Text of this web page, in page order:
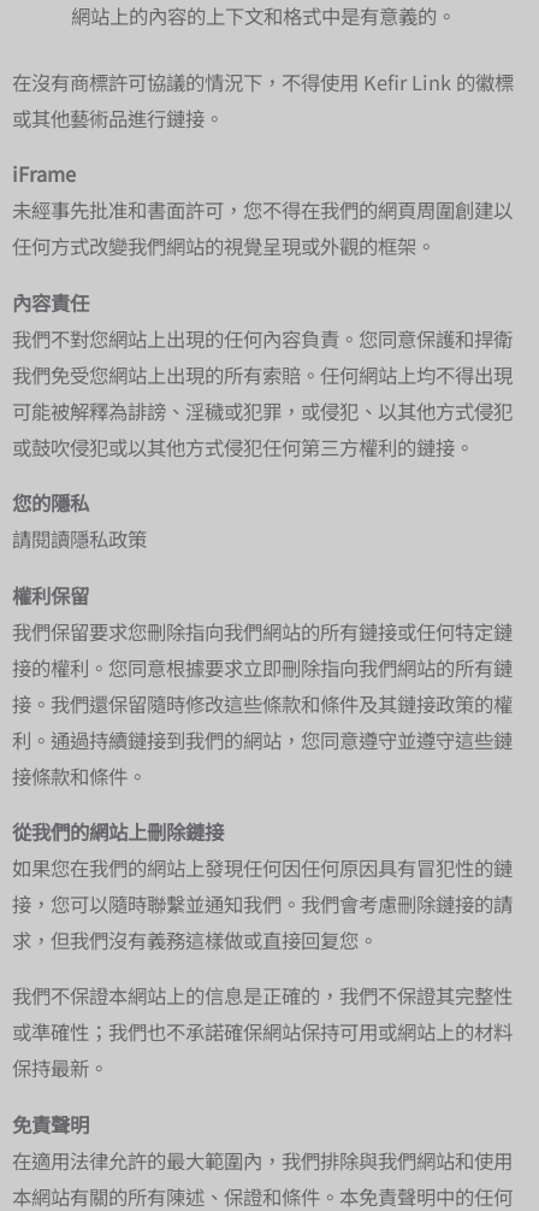
網站上的內容的上下文和格式中是有意義的。
在沒有商標許可協議的情況下，不得使用 Kefir Link 的徽標
或其他藝術品進行鏈接。
iFrame
未經事先批准和書面許可，您不得在我們的網頁周圍創建以
任何方式改變我們網站的視覺呈現或外觀的框架。
內容責任
我們不對您網站上出現的任何內容負責。您同意保護和捍衛
我們免受您網站上出現的所有索賠。任何網站上均不得出現
可能被解釋為誹謗、淫穢或犯罪，或侵犯、以其他方式侵犯
或鼓吹侵犯或以其他方式侵犯任何第三方權利的鏈接。
您的隱私
請閱讀隱私政策
權利保留
我們保留要求您刪除指向我們網站的所有鏈接或任何特定鏈
接的權利。您同意根據要求立即刪除指向我們網站的所有鏈
接。我們還保留隨時修改這些條款和條件及其鏈接政策的權
利。通過持續鏈接到我們的網站，您同意遵守並遵守這些鏈
接條款和條件。
從我們的網站上刪除鏈接
如果您在我們的網站上發現任何因任何原因具有冒犯性的鏈
接，您可以隨時聯繫並通知我們。我們會考慮刪除鏈接的請
求，但我們沒有義務這樣做或直接回复您。
我們不保證本網站上的信息是正確的，我們不保證其完整性
或準確性；我們也不承諾確保網站保持可用或網站上的材料
保持最新。
免責聲明
在適用法律允許的最大範圍內，我們排除與我們網站和使用
本網站有關的所有陳述、保證和條件。本免責聲明中的任何